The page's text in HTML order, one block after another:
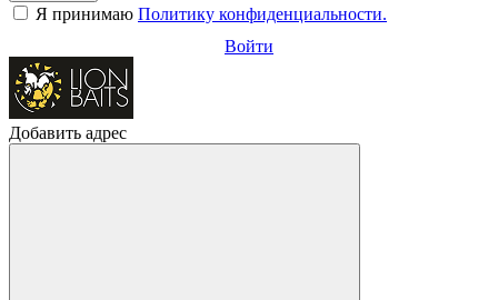
Я принимаю Политику конфиденциальности.
Войти
Добавить адрес